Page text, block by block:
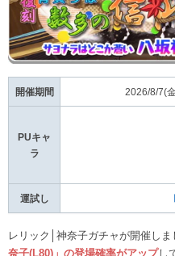
開催期間 2026/8/7(
PUキャ
ラ
運試し
レリック│神奈子ガチャが開催しま
奈子(L80)」の登場確率がアップし